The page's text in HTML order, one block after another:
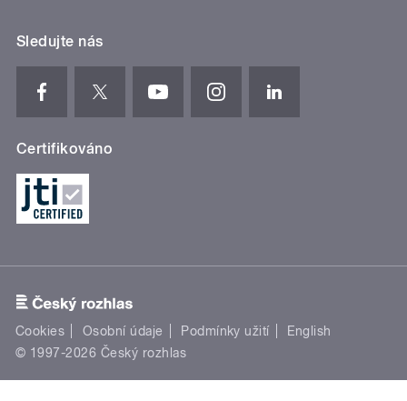
Sledujte nás
Certifikováno
Cookies Osobní údaje Podmínky užití
English
© 1997-2026 Český rozhlas